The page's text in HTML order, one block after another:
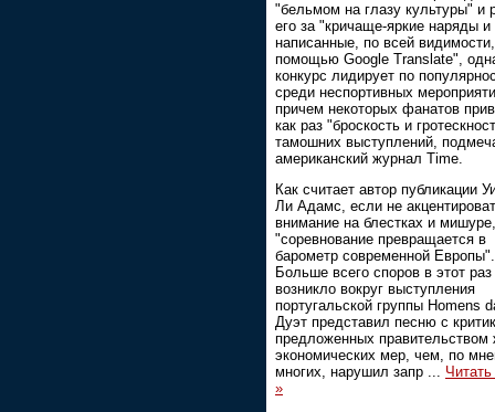
"бельмом на глазу культуры" и
его за "кричаще-яркие наряды и
написанные, по всей
помощью Google Translate",
конкурс лидирует по
среди неспортивных
причем некоторых фанатов
как раз "броскость и
тамошних выступлений,
американский журнал Time.
Как считает автор публикации
Ли Адамс, если не
внимание на блестках и мишуре,
"соревнование превращается в
барометр современной Европы".
Больше всего споров в этот раз
возникло вокруг выступления
португальской группы Homens
Дуэт представил песню с
предложенных правительством
экономических мер, чем, по
многих, нарушил запр ...
»